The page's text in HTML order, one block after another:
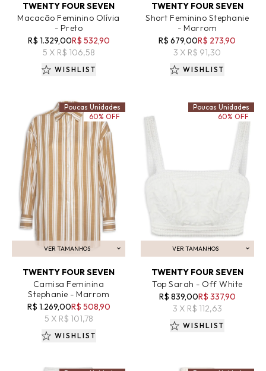
TWENTY FOUR SEVEN
Macacão Feminino Olívia
- Preto
R$ 1.329,00R$ 532,90
5 X R$ 106,58
WISHLIST
TWENTY FOUR SEVEN
Short Feminino Stephanie
- Marrom
R$ 679,00R$ 273,90
3 X R$ 91,30
WISHLIST
VER TAMANHOS
ADICIONAR AO CARRINHO
TWENTY FOUR SEVEN
Camisa Feminina
Stephanie - Marrom
R$ 1.269,00R$ 508,90
5 X R$ 101,78
Poucas Unidades
60% OFF
WISHLIST
VER TAMANHOS
ADICIONAR AO CARRINHO
TWENTY FOUR SEVEN
Top Sarah - Off White
R$ 839,00R$ 337,90
3 X R$ 112,63
Poucas Unidades
60% OFF
WISHLIST